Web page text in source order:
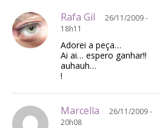
Rafa Gil
26/11/2009 -
18h11
Adorei a peça…
Ai ai… espero ganhar!!
auhauh…
!
Marcella
26/11/2009 -
20h08